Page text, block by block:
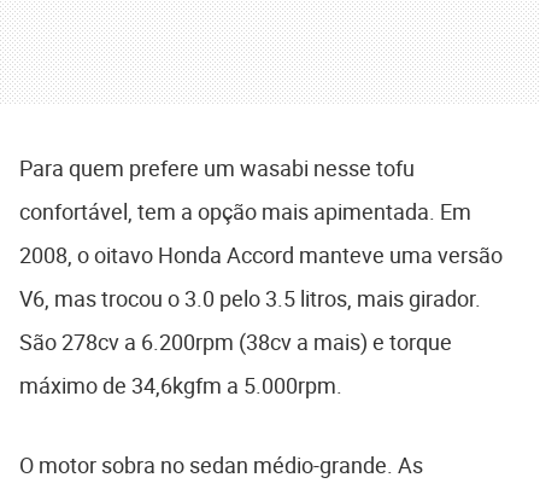
Para quem prefere um wasabi nesse tofu
confortável, tem a opção mais apimentada. Em
2008, o oitavo Honda Accord manteve uma versão
V6, mas trocou o 3.0 pelo 3.5 litros, mais girador.
São 278cv a 6.200rpm (38cv a mais) e torque
máximo de 34,6kgfm a 5.000rpm.
O motor sobra no sedan médio-grande. As